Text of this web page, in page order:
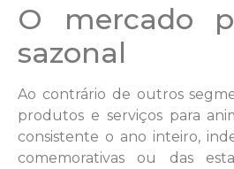
O mercado
sazonal
Ao contrário de outros
produtos e serviços para
consistente o ano inteiro,
comemorativas ou das